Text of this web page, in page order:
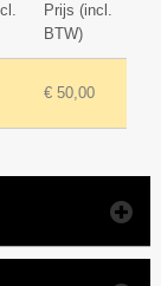
Prijs (incl.
BTW)
€ 50,00